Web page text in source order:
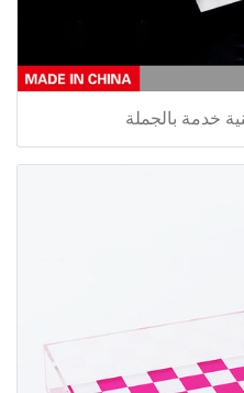
خدمة بالجملة